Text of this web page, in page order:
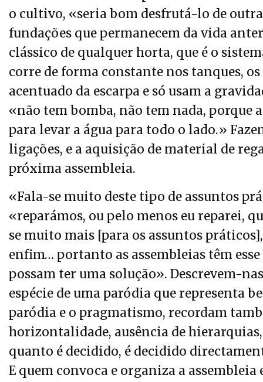
o cultivo, «seria bom desfrutá-lo de
fundações que permanecem da vida
clássico de qualquer horta, que é o
corre de forma constante nos tanques,
acentuado da escarpa e só usam a
«não tem bomba, não tem nada, porque
para levar a água para todo o lado.»
ligações, e a aquisição de material de
próxima assembleia.
«Fala-se muito deste tipo de assuntos
«reparámos, ou pelo menos eu reparei,
se muito mais [para os assuntos
enfim… portanto as assembleias têm
possam ter uma solução». Descrevem-
espécie de uma paródia que representa
paródia e o pragmatismo, recordam
horizontalidade, ausência de
quanto é decidido, é decidido
E quem convoca e organiza a